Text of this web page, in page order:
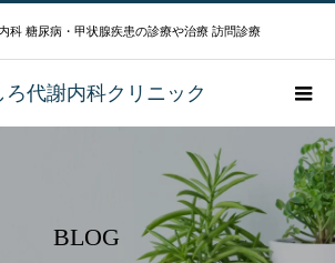
科 糖尿病・甲状腺疾患の診療や治療 訪問診療
ろ代謝内科クリニック
BLOG